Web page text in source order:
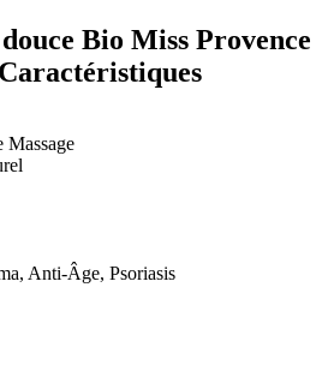
Bio Miss Provence
Massage
Anti-Âge, Psoriasis